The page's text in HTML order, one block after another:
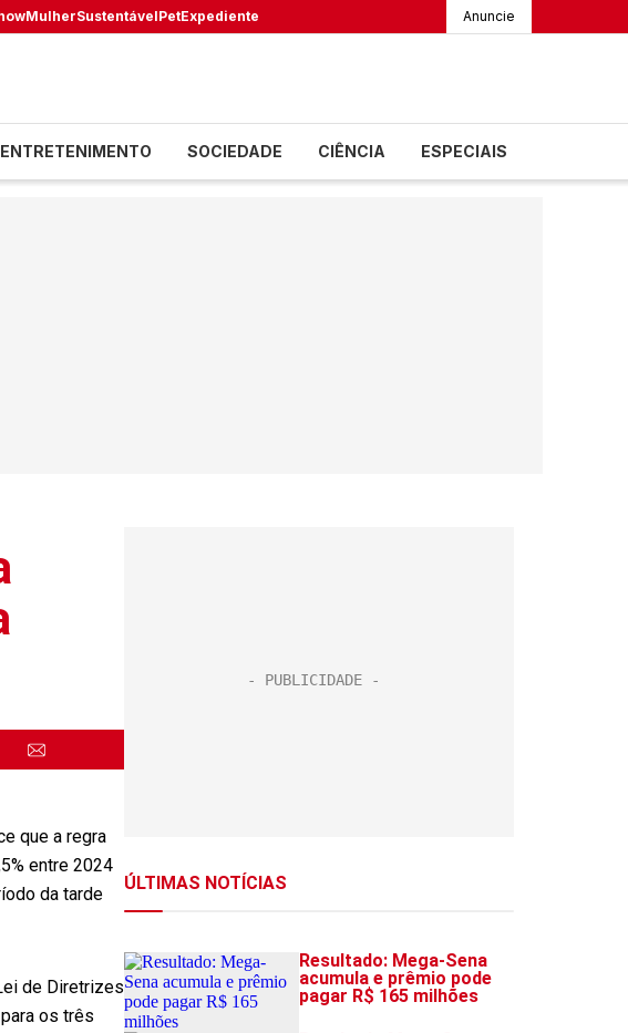
MulherSustentávelPetExpediente Anuncie
ENTRETENIMENTO SOCIEDADE CIÊNCIA ESPECIAIS
que a regra
entre 2024
da tarde
de Diretrizes
os três